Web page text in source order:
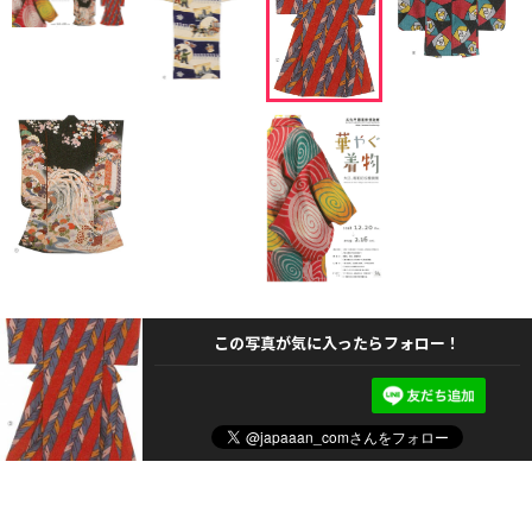
この写真が気に入ったらフォロー！